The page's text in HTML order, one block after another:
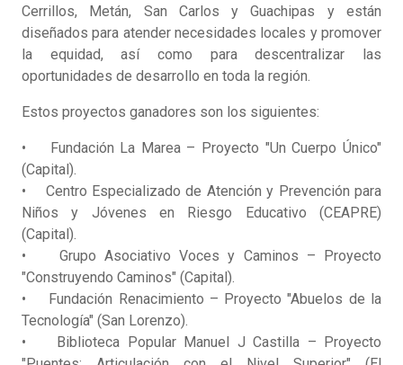
Cerrillos, Metán, San Carlos y Guachipas y están
diseñados para atender necesidades locales y promover
la equidad, así como para descentralizar las
oportunidades de desarrollo en toda la región.
Estos proyectos ganadores son los siguientes:
• Fundación La Marea – Proyecto "Un Cuerpo Único"
(Capital).
• Centro Especializado de Atención y Prevención para
Niños y Jóvenes en Riesgo Educativo (CEAPRE)
(Capital).
• Grupo Asociativo Voces y Caminos – Proyecto
"Construyendo Caminos" (Capital).
• Fundación Renacimiento – Proyecto "Abuelos de la
Tecnología" (San Lorenzo).
• Biblioteca Popular Manuel J Castilla – Proyecto